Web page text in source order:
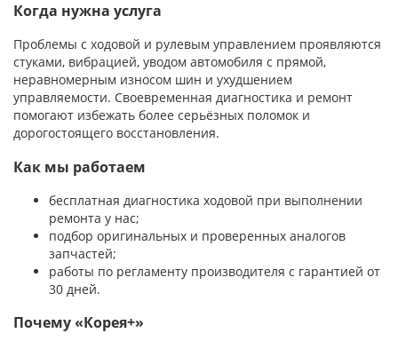
Когда нужна услуга
Проблемы с ходовой и рулевым управлением проявляются
стуками, вибрацией, уводом автомобиля с прямой,
неравномерным износом шин и ухудшением
управляемости. Своевременная диагностика и ремонт
помогают избежать более серьёзных поломок и
дорогостоящего восстановления.
Как мы работаем
бесплатная диагностика ходовой при выполнении
ремонта у нас;
подбор оригинальных и проверенных аналогов
запчастей;
работы по регламенту производителя с гарантией от
30 дней.
Почему «Корея+»